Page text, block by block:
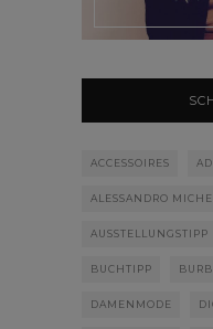
ACCESSOIRES
ALESSANDRO
AUSSTELLUNGSTIPP
BUCHTIPP
DAMENMODE